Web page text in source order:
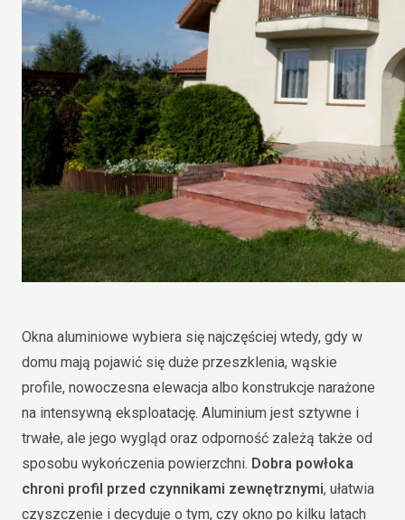
Okna aluminiowe wybiera się najczęściej wtedy, gdy w
domu mają pojawić się duże przeszklenia, wąskie
profile, nowoczesna elewacja albo konstrukcje narażone
na intensywną eksploatację. Aluminium jest sztywne i
trwałe, ale jego wygląd oraz odporność zależą także od
sposobu wykończenia powierzchni. Dobra powłoka
chroni profil przed czynnikami zewnętrznymi, ułatwia
czyszczenie i decyduje o tym, czy okno po kilku latach